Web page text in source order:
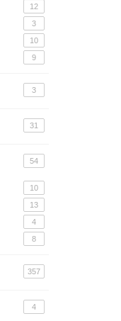
12
3
10
9
3
31
54
10
13
4
8
357
4